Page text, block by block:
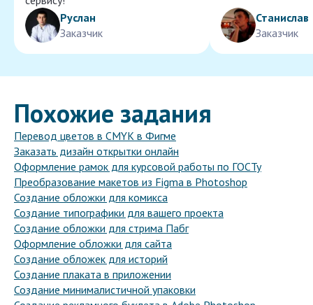
Руслан
Заказчик
Станислав
Заказчик
Похожие задания
Перевод цветов в CMYK в Фигме
Заказать дизайн открытки онлайн
Оформление рамок для курсовой работы по ГОСТу
Преобразование макетов из Figma в Photoshop
Создание обложки для комикса
Создание типографики для вашего проекта
Создание обложки для стрима Пабг
Оформление обложки для сайта
Создание обложек для историй
Создание плаката в приложении
Создание минималистичной упаковки